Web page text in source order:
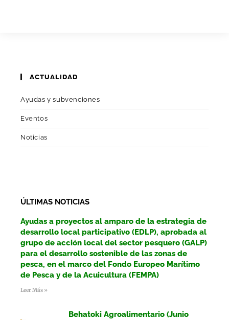
ACTUALIDAD
Ayudas y subvenciones
Eventos
Noticias
ÚLTIMAS NOTICIAS
Ayudas a proyectos al amparo de la estrategia de
desarrollo local participativo (EDLP), aprobada al
grupo de acción local del sector pesquero (GALP)
para el desarrollo sostenible de las zonas de
pesca, en el marco del Fondo Europeo Marítimo
de Pesca y de la Acuicultura (FEMPA)
Leer Más »
Behatoki Agroalimentario (Junio